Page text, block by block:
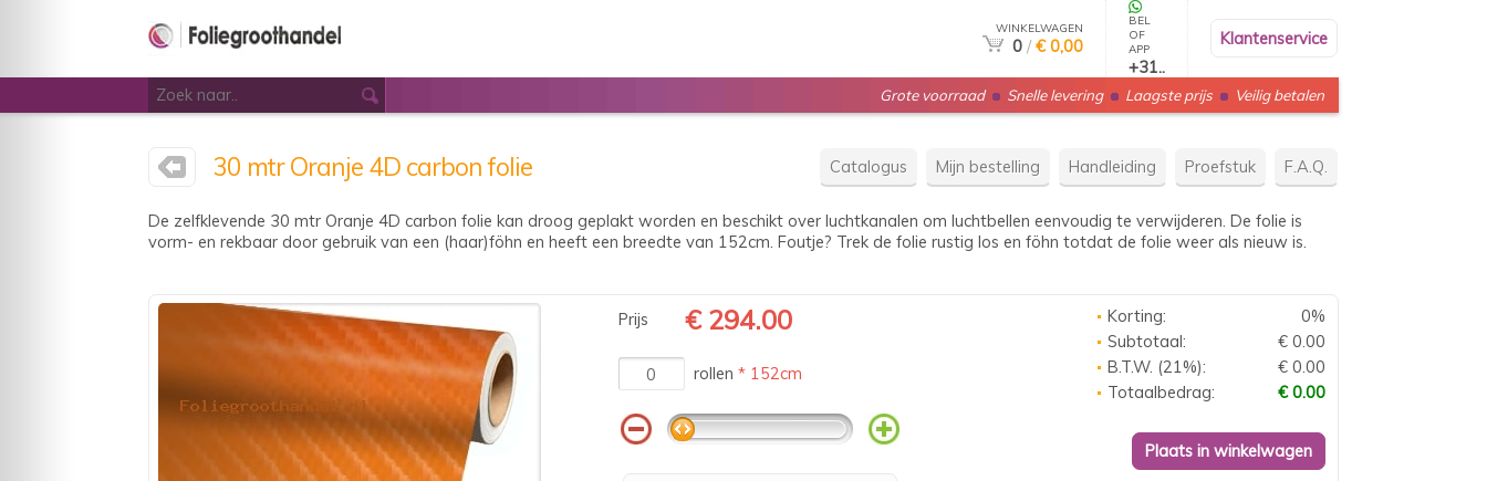
WINKELWAGEN
0 / € 0,00
BEL
OF
APP
+31..
Klantenservice
Grote voorraad Snelle levering Laagste prijs Veilig betalen
Catalogus Mijn bestelling Handleiding Proefstuk F.A.Q.
30 mtr Oranje 4D carbon folie
De zelfklevende 30 mtr Oranje 4D carbon folie kan droog geplakt worden en beschikt over luchtkanalen om luchtbellen eenvoudig te verwijderen. De folie is
vorm- en rekbaar door gebruik van een (haar)föhn en heeft een breedte van 152cm. Foutje? Trek de folie rustig los en föhn totdat de folie weer als nieuw is.
Prijs € 294.00
rollen * 152cm
Korting:
0%
Subtotaal:
€ 0.00
B.T.W. (21%):
€ 0.00
Totaalbedrag:
€ 0.00